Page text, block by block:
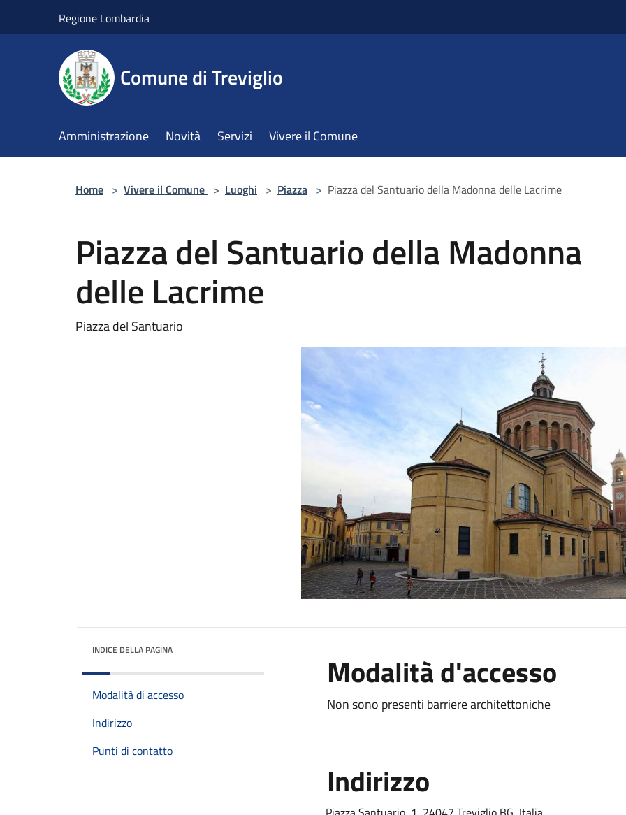
Regione Lombardia
Comune di Treviglio
Amministrazione Novità Servizi Vivere il Comune
Home > Vivere il Comune > Luoghi > Piazza > Piazza del Santuario della Madonna delle Lacrime
Piazza del Santuario della Madonna
delle Lacrime
Piazza del Santuario
INDICE DELLA PAGINA
Modalità di accesso
Indirizzo
Punti di contatto
Modalità d'accesso
Non sono presenti barriere architettoniche
Indirizzo